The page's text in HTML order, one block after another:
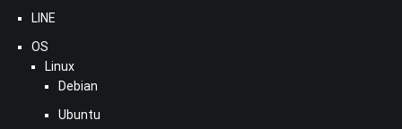
LINE
OS
Linux
Debian
Ubuntu